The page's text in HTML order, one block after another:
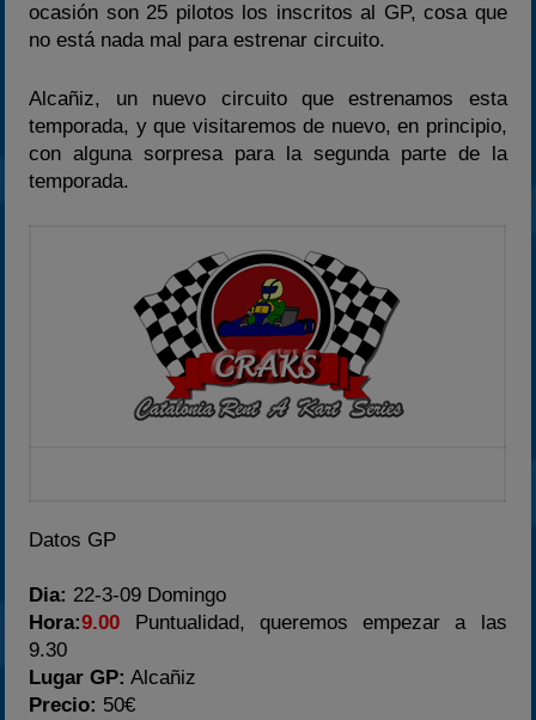
2023
2025
Estadísticas
Preguntas Frecuentes
ocasión son 25 pilotos los inscritos al GP, cosa que
no está nada mal para estrenar circuito.
Alcañiz, un nuevo circuito que estrenamos esta
temporada, y que visitaremos de nuevo, en principio,
con alguna sorpresa para la segunda parte de la
temporada.
Datos GP
Dia: 22-3-09 Domingo
Hora:9.00 Puntualidad, queremos empezar a las
9.30
Lugar GP: Alcañiz
Precio: 50€